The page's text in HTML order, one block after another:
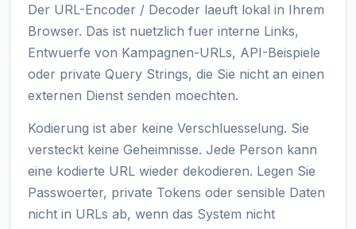
Der URL-Encoder / Decoder laeuft lokal in Ihrem
Browser. Das ist nuetzlich fuer interne Links,
Entwuerfe von Kampagnen-URLs, API-Beispiele
oder private Query Strings, die Sie nicht an einen
externen Dienst senden moechten.
Kodierung ist aber keine Verschluesselung. Sie
versteckt keine Geheimnisse. Jede Person kann
eine kodierte URL wieder dekodieren. Legen Sie
Passwoerter, private Tokens oder sensible Daten
nicht in URLs ab, wenn das System nicht